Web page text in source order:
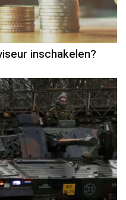
inschakelen?